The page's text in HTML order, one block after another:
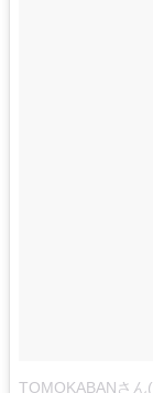
TOMOKABANさ